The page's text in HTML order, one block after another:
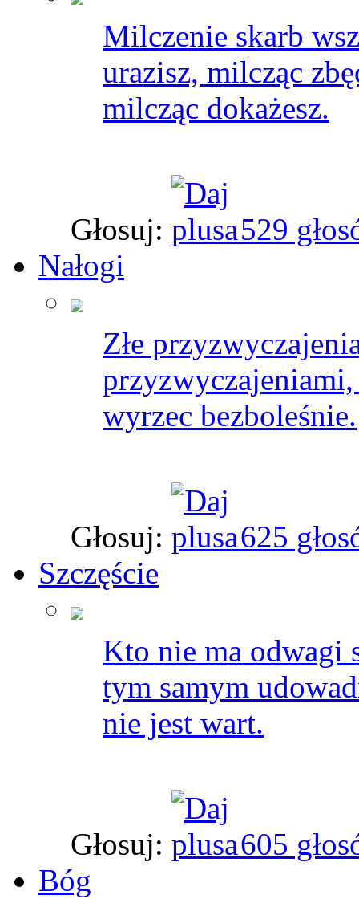
Milczenie skarb
urazisz, milcząc
milcząc dokażesz.
Głosuj:
529
Nałogi
Złe
wyrzec bezboleśnie.
Głosuj:
625
Szczęście
Kto nie ma odwagi
tym samym
nie jest wart.
Głosuj:
605
Bóg